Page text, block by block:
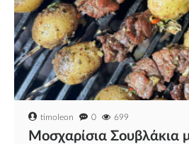
timoleon 0 699
Μοσχαρίσια Σουβλάκια